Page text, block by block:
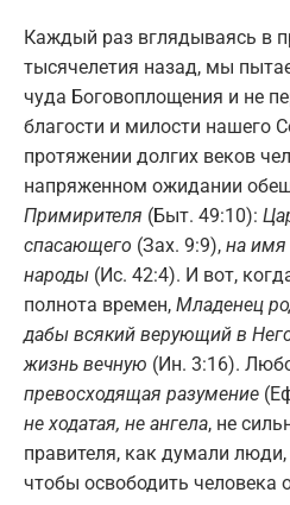
Каждый раз вглядываясь в
тысячелетия назад, мы
чуда Боговоплощения и не
благости и милости нашего
протяжении долгих веков
напряженном ожидании
Примирителя (Быт. 49:10):
спасающего (Зах. 9:9), на имя
народы (Ис. 42:4). И вот,
полнота времен, Младенец
дабы всякий верующий в
жизнь вечную (Ин. 3:16).
превосходящая разумение
не ходатая, не ангела, не
правителя, как думали
чтобы освободить человека